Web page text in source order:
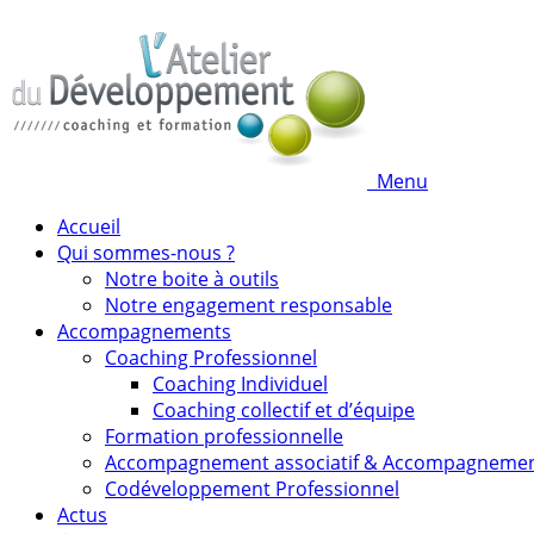
Menu
Accueil
Qui sommes-nous ?
Notre boite à outils
Notre engagement responsable
Accompagnements
Coaching Professionnel
Coaching Individuel
Coaching collectif et d’équipe
Formation professionnelle
Accompagnement associatif &
Codéveloppement Professionnel
Actus